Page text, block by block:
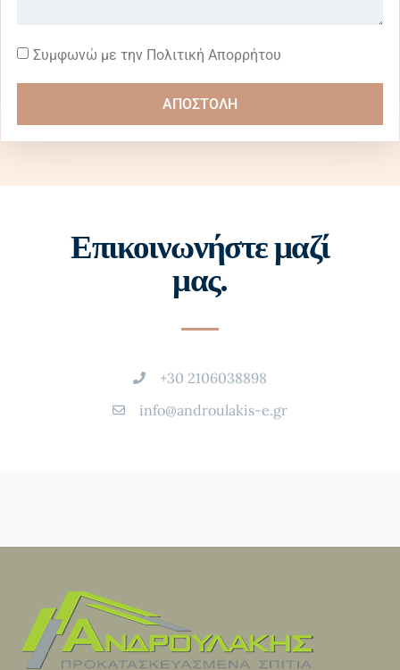
Συμφωνώ με την Πολιτική Απορρήτου
ΑΠΟΣΤΟΛΗ
Επικοινωνήστε μαζί
μας.
+30 2106038898
info@androulakis-e.gr